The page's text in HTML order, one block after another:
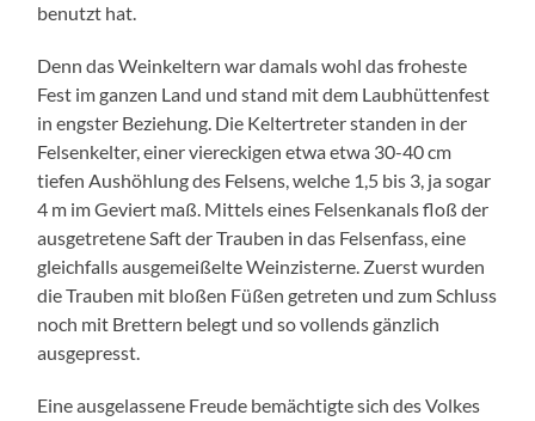
benutzt hat.
Denn das Weinkeltern war damals wohl das froheste
Fest im ganzen Land und stand mit dem Laubhüttenfest
in engster Beziehung. Die Keltertreter standen in der
Felsenkelter, einer viereckigen etwa etwa 30-40 cm
tiefen Aushöhlung des Felsens, welche 1,5 bis 3, ja sogar
4 m im Geviert maß. Mittels eines Felsenkanals floß der
ausgetretene Saft der Trauben in das Felsenfass, eine
gleichfalls ausgemeißelte Weinzisterne. Zuerst wurden
die Trauben mit bloßen Füßen getreten und zum Schluss
noch mit Brettern belegt und so vollends gänzlich
ausgepresst.
Eine ausgelassene Freude bemächtigte sich des Volkes